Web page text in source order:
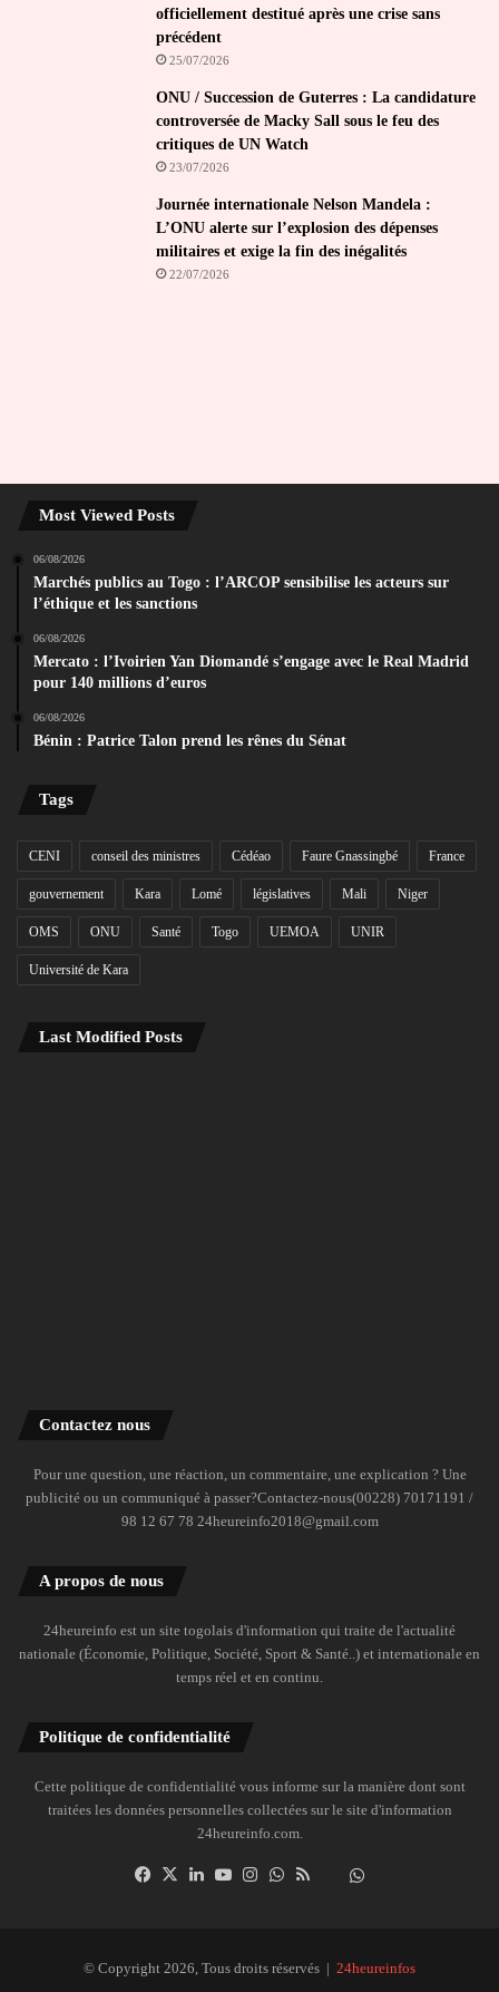
officiellement destitué après une crise sans
précédent
25/07/2026
ONU / Succession de Guterres : La candidature
controversée de Macky Sall sous le feu des
critiques de UN Watch
23/07/2026
Journée internationale Nelson Mandela :
L’ONU alerte sur l’explosion des dépenses
militaires et exige la fin des inégalités
22/07/2026
Most Viewed Posts
06/08/2026
Marchés publics au Togo : l’ARCOP sensibilise les acteurs sur
l’éthique et les sanctions
06/08/2026
Mercato : l’Ivoirien Yan Diomandé s’engage avec le Real Madrid
pour 140 millions d’euros
06/08/2026
Bénin : Patrice Talon prend les rênes du Sénat
Tags
CENI conseil des ministres Cédéao Faure Gnassingbé France
gouvernement Kara Lomé législatives Mali Niger
OMS ONU Santé Togo UEMOA UNIR
Université de Kara
Last Modified Posts
Contactez nous
Pour une question, une réaction, un commentaire, une explication ? Une
publicité ou un communiqué à passer?Contactez-nous(00228) 70171191 /
98 12 67 78 24heureinfo2018@gmail.com
A propos de nous
24heureinfo est un site togolais d'information qui traite de l'actualité
nationale (Économie, Politique, Société, Sport & Santé..) et internationale en
temps réel et en continu.
Politique de confidentialité
Cette politique de confidentialité vous informe sur la manière dont sont
traitées les données personnelles collectées sur le site d'information
24heureinfo.com.
Facebook
X LinkedinYouTubeInstagramWhatsAppDailymotion
© Copyright 2026, Tous droits réservés | 24heureinfos